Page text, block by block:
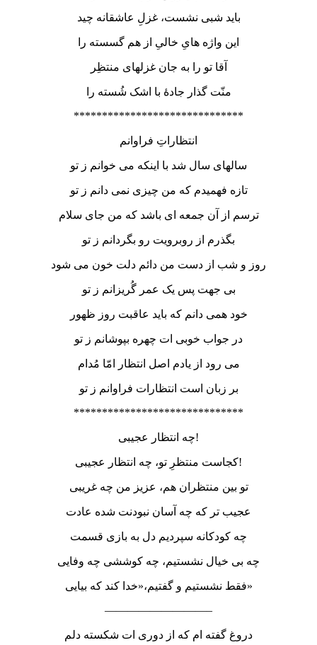
باید شبی نشست، غزلِ عاشقانه چید
این واژه هایِ خالیِ از هم گسسته را
آقا تو را به جان غزلهای منتظِر
منّت گذار جادۀ با اشک شُسته را
******************************
انتظاراتِ فراوانم
سالهای سال شد با اینکه می خوانم ز تو
تازه فهمیدم که من چیزی نمی دانم ز تو
ترسم از آن جمعه ای باشد که من جای سلام
بگذرم از روبرویت رو بگردانم ز تو
روز و شب از دست من دائم دلت خون می شود
بی جهت پس یک عمر گُریزانم ز تو
خود همی دانم که باید عاقبت روز ظهور
در جواب خوبی ات چهره بپوشانم ز تو
می رود از یادم اصل انتظار امّا مُدام
بر زبان است انتظارات فراوانم ز تو
******************************
چه انتظار عجیبی!
کجاست منتظرِ تو، چه انتظار عجیبی!
تو بین منتظران هم، عزیز من چه غریبی
عجیب تر که چه آسان نبودنت شده عادت
چه کودکانه سپردیم دل به بازی قسمت
چه بی خیال نشستیم، چه کوششی چه وفایی
فقط نشستیم و گفتیم،«خدا کند که بیایی»
—————————–
دروغ گفته ام که از دوری ات شکسته دلم